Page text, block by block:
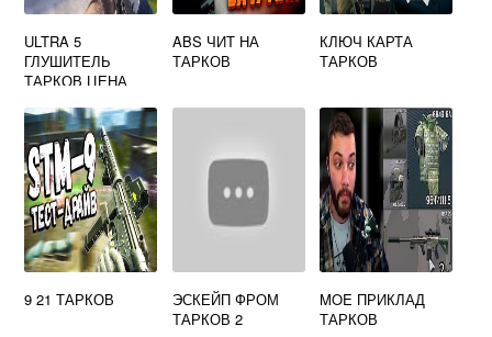
ULTRA 5
ГЛУШИТЕЛЬ
ТАРКОВ ЦЕНА
ABS ЧИТ НА
ТАРКОВ
КЛЮЧ КАРТА
ТАРКОВ
9 21 ТАРКОВ
ЭСКЕЙП ФРОМ
ТАРКОВ 2
MOE ПРИКЛАД
ТАРКОВ